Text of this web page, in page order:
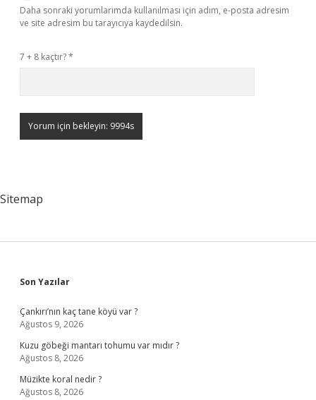
Daha sonraki yorumlarımda kullanılması için adım, e-posta adresim
ve site adresim bu tarayıcıya kaydedilsin.
7 + 8 kaçtır?*
Sitemap
Sidebar
Son Yazılar
Çankırı’nın kaç tane köyü var ?
Ağustos 9, 2026
Kuzu göbeği mantarı tohumu var mıdır ?
Ağustos 8, 2026
Müzikte koral nedir ?
Ağustos 8, 2026